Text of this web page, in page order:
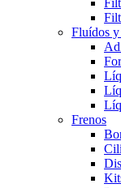
Fluídos
Frenos